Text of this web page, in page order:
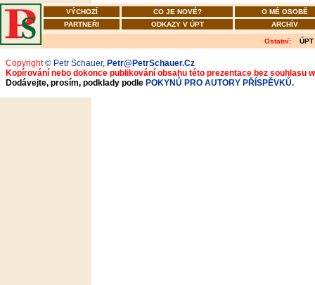
VÝCHOZÍ CO JE NOVÉ?
O MÉ OSOBĚ
PARTNEŘI
ODKAZY V ÚPT ARCHÍV
Ostatní: ÚPT
Copyright© Petr Schauer, Petr@PetrSchauer.Cz
Kopírování nebo dokonce publikování obsahu této prezentace bez souhlasu
Dodávejte, prosím, podklady podle POKYNŮ PRO AUTORY PŘÍSPĚVKŮ.